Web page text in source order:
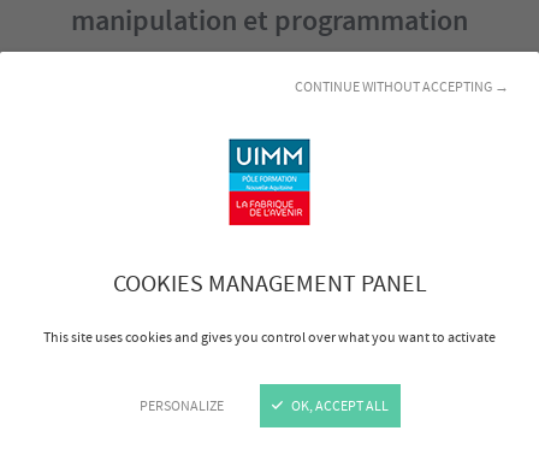
COOKIES MANAGEMENT PANEL
This site uses cookies and gives you control over what you want to activate
PERSONALIZE
CONTINUE WITHOUT ACCEPTING →
OK, ACCEPT ALL
manipulation et programmation
CN MAZATROL Prise en main, manipulation et